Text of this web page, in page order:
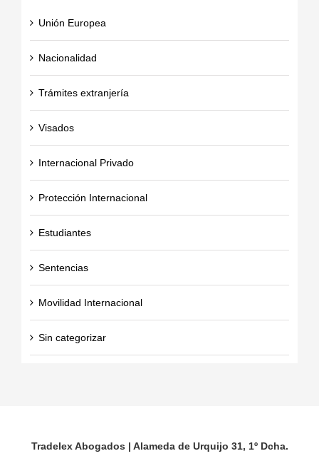
Unión Europea
Nacionalidad
Trámites extranjería
Visados
Internacional Privado
Protección Internacional
Estudiantes
Sentencias
Movilidad Internacional
Sin categorizar
Tradelex Abogados | Alameda de Urquijo 31, 1º Dcha.